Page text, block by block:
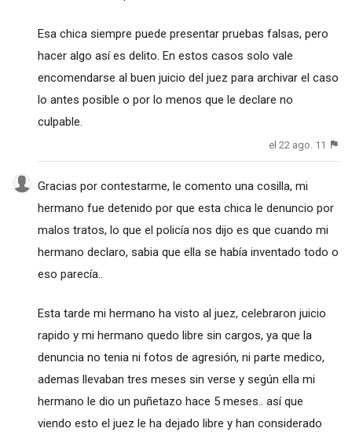
Esa chica siempre puede presentar pruebas falsas, pero
hacer algo así es delito. En estos casos solo vale
encomendarse al buen juicio del juez para archivar el caso
lo antes posible o por lo menos que le declare no
culpable.
el 22 ago. 11
Gracias por contestarme, le comento una cosilla, mi
hermano fue detenido por que esta chica le denuncio por
malos tratos, lo que el policía nos dijo es que cuando mi
hermano declaro, sabia que ella se había inventado todo o
eso parecía..
Esta tarde mi hermano ha visto al juez, celebraron juicio
rapido y mi hermano quedo libre sin cargos, ya que la
denuncia no tenia ni fotos de agresión, ni parte medico,
ademas llevaban tres meses sin verse y según ella mi
hermano le dio un puñetazo hace 5 meses.. así que
viendo esto el juez le ha dejado libre y han considerado